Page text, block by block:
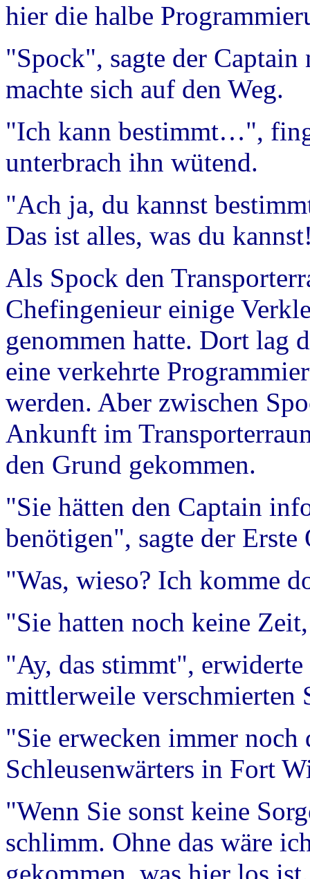
hier die halbe
"Spock", sagte der
machte sich auf den Weg.
"Ich kann bestimmt…",
unterbrach ihn wütend.
"Ach ja, du kannst
Das ist alles, was du
Als Spock den
Chefingenieur einige
genommen hatte. Dort lag
eine verkehrte
werden. Aber zwischen
Ankunft im
den Grund gekommen.
"Sie hätten den Captain
benötigen", sagte der
"Was, wieso? Ich komme
"Sie hatten noch keine
"Ay, das stimmt",
mittlerweile verschmierten
"Sie erwecken immer noch
Schleusenwärters in Fort
"Wenn Sie sonst keine
schlimm. Ohne das wäre